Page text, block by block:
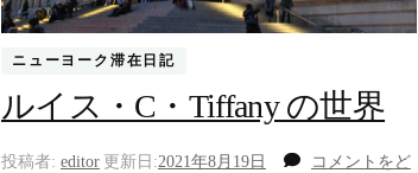
ニューヨーク滞在日記
ルイス・C・Tiffany の世界
投稿者: editor 更新日:2021年8月19日
コメントをど